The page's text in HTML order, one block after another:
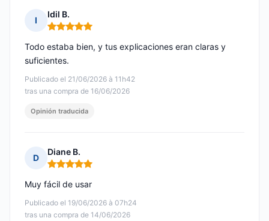
I
Idil B.
Nota: 5 de 5
Publicado el 21/06/2026 à 11h42
tras una compra de 16/06/2026
Todo estaba bien, y tus explicaciones eran claras y
suficientes.
Opinión traducida
D
Diane B.
Nota: 5 de 5
Publicado el 19/06/2026 à 07h24
tras una compra de 14/06/2026
Muy fácil de usar